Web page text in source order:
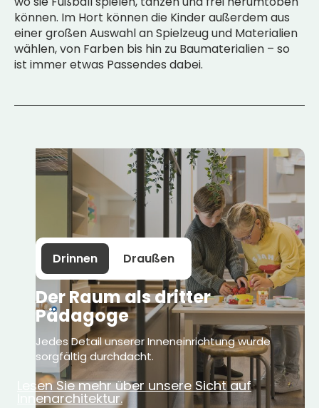
können. Im Hort können die Kinder außerdem aus
einer großen Auswahl an Spielzeug und Materialien
wählen, von Farben bis hin zu Baumaterialien – so
ist immer etwas Passendes dabei.
Drinnen Draußen
Der Raum als dritter
Pädagoge
Jedes Detail unserer Inneneinrichtung wurde
sorgfältig durchdacht.
Lesen Sie mehr über unsere Sicht auf
Innenarchitektur.